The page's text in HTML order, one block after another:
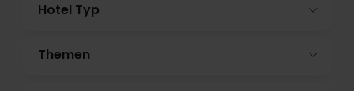
Hotel Typ
Themen